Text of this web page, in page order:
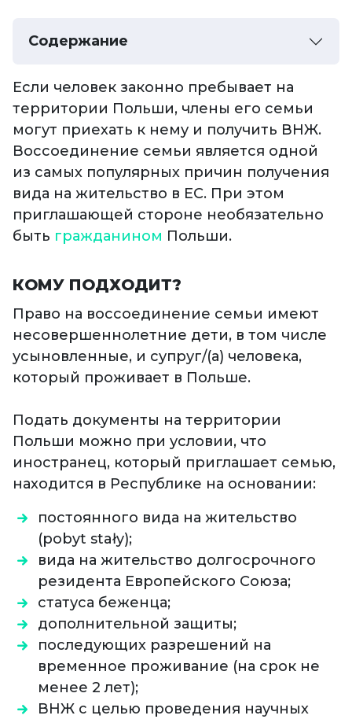
Содержание
Если человек законно пребывает на
территории Польши, члены его семьи
могут приехать к нему и получить ВНЖ.
Воссоединение семьи является одной
из самых популярных причин получения
вида на жительство в ЕС. При этом
приглашающей стороне необязательно
быть гражданином Польши.
КОМУ ПОДХОДИТ?
Право на воссоединение семьи имеют
несовершеннолетние дети, в том числе
усыновленные, и супруг/(а) человека,
который проживает в Польше.
Подать документы на территории
Польши можно при условии, что
иностранец, который приглашает семью,
находится в Республике на основании:
постоянного вида на жительство
(pobyt stały);
вида на жительство долгосрочного
резидента Европейского Союза;
статуса беженца;
дополнительной защиты;
последующих разрешений на
временное проживание (на срок не
менее 2 лет);
ВНЖ с целью проведения научных